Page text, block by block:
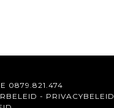
0879.821.474
- PRIVACYBELEID